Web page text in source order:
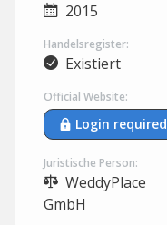
2015
Handelsregister:
Existiert
Official Website:
Login required
Juristische Person:
WeddyPlace
GmbH